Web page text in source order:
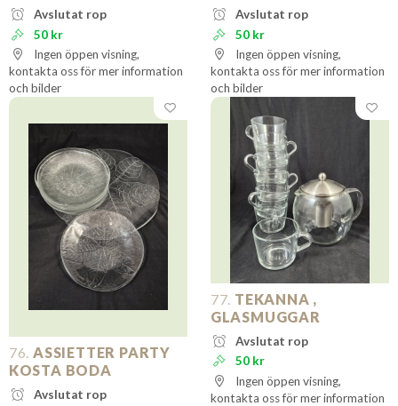
Avslutat rop
50 kr
Ingen öppen visning,
kontakta oss för mer information
och bilder
Avslutat rop
50 kr
Ingen öppen visning,
kontakta oss för mer information
och bilder
76. ASSIETTER PARTY
KOSTA BODA
Avslutat rop
77. TEKANNA ,
GLASMUGGAR
Avslutat rop
50 kr
Ingen öppen visning,
kontakta oss för mer information